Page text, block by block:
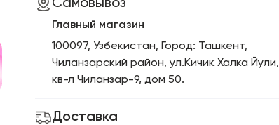
Самовывоз
Главный магазин
100097, Узбекистан, Город: Ташкент,
Чиланзарский pайон, ул.Кичик Халка Йули,
кв-л Чиланзар-9, дом 50.
Доставка